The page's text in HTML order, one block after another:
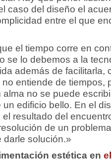
caso del diseño el
entre el que
el tiempo corre en
se lo debemos a la
además de facilitarla,
entiende de tiempos,
alma no se puede
un edificio bello. En el
el resultado del
de un
darle solución.»
estética en